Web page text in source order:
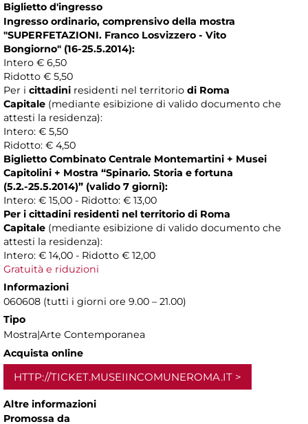
Biglietto d'ingresso
Ingresso ordinario, comprensivo della mostra
"SUPERFETAZIONI. Franco Losvizzero - Vito
Bongiorno" (16-25.5.2014):
Intero € 6,50
Ridotto € 5,50
Per i cittadini residenti nel territorio di Roma
Capitale (mediante esibizione di valido documento che
attesti la residenza):
Intero: € 5,50
Ridotto: € 4,50
Biglietto Combinato Centrale Montemartini + Musei
Capitolini + Mostra “Spinario. Storia e fortuna
(5.2.-25.5.2014)” (valido 7 giorni):
Intero: € 15,00 - Ridotto: € 13,00
Per i cittadini residenti nel territorio di Roma
Capitale (mediante esibizione di valido documento che
attesti la residenza):
Intero: € 14,00 - Ridotto € 12,00
Gratuità e riduzioni
Informazioni
060608 (tutti i giorni ore 9.00 – 21.00)
Tipo
Mostra|Arte Contemporanea
Acquista online
HTTP://TICKET.MUSEIINCOMUNEROMA.IT
Altre informazioni
Promossa da